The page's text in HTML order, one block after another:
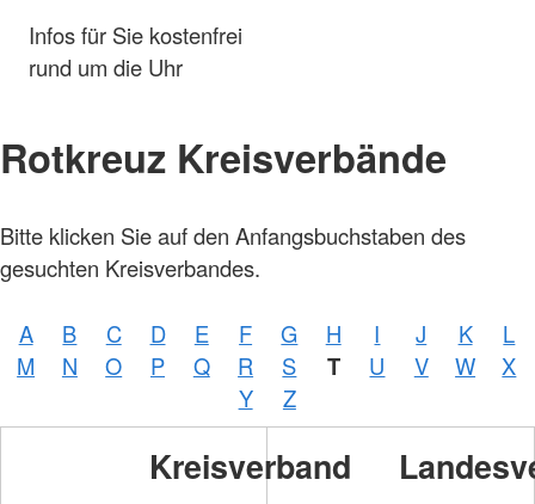
Infos für Sie kostenfrei
rund um die Uhr
Rotkreuz Kreisverbände
Bitte klicken Sie auf den Anfangsbuchstaben des
gesuchten Kreisverbandes.
A B C D E F G H I J K
L
M
N O P Q R S T U V W
X
Y
Z
Kreisverband